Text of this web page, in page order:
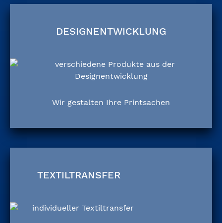
DESIGNENTWICKLUNG
Wir gestalten Ihre Printsachen
TEXTILTRANSFER